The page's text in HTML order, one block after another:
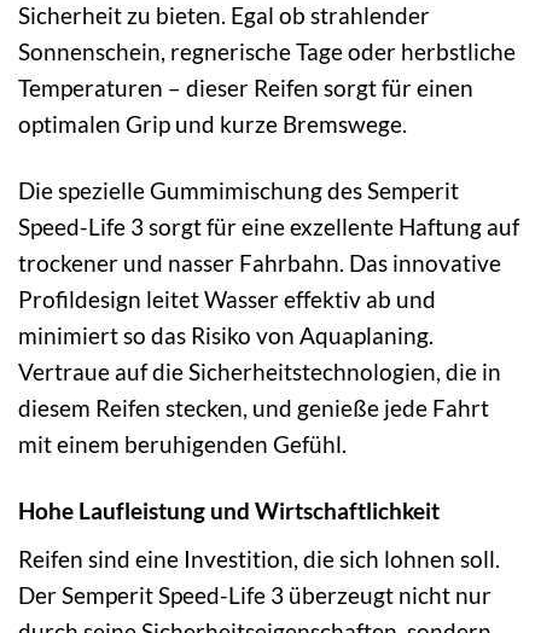
Sicherheit zu bieten. Egal ob strahlender
Sonnenschein, regnerische Tage oder herbstliche
Temperaturen – dieser Reifen sorgt für einen
optimalen Grip und kurze Bremswege.
Die spezielle Gummimischung des Semperit
Speed-Life 3 sorgt für eine exzellente Haftung auf
trockener und nasser Fahrbahn. Das innovative
Profildesign leitet Wasser effektiv ab und
minimiert so das Risiko von Aquaplaning.
Vertraue auf die Sicherheitstechnologien, die in
diesem Reifen stecken, und genieße jede Fahrt
mit einem beruhigenden Gefühl.
Hohe Laufleistung und Wirtschaftlichkeit
Reifen sind eine Investition, die sich lohnen soll.
Der Semperit Speed-Life 3 überzeugt nicht nur